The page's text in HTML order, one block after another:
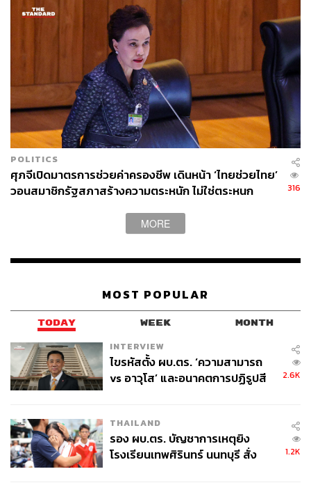
POLITICS
ศุภจีเปิดมาตรการช่วยค่าครองชีพ เดินหน้า ‘ไทยช่วยไทย’
วอนสมาชิกรัฐสภาสร้างความตระหนัก ไม่ใช่ตระหนก
316
MORE
MOST POPULAR
TODAY WEEK MONTH
INTERVIEW
ไขรหัสตั้ง ผบ.ตร. ‘ความสามารถ
vs อาวุโส’ และอนาคตการปฏิรูปสี
2.6K
THAILAND
รอง ผบ.ตร. บัญชาการเหตุยิง
โรงเรียนเทพศิรินทร์ นนทบุรี สั่ง
1.2K